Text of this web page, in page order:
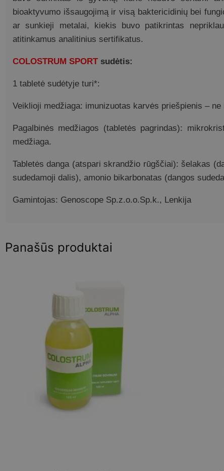
bioaktyvumo išsaugojimą ir visą baktericidinių bei
ar sunkieji metalai, kiekis buvo patikrintas
atitinkamus analitinius sertifikatus.
COLOSTRUM SPORTsudėtis:
1 tabletė sudėtyje turi*:
Veiklioji medžiaga: imunizuotas karvės priešpienis –
Pagalbinės medžiagos (tabletės pagrindas):
medžiaga.
Tabletės danga (atspari skrandžio rūgščiai): šelakas
sudedamoji dalis), amonio bikarbonatas (dangos
Gamintojas: Genoscope Sp.z.o.o.Sp.k., Lenkija
Panašūs produktai